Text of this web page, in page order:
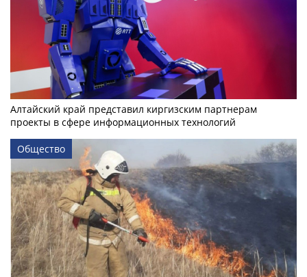
Алтайский край представил киргизским партнерам
проекты в сфере информационных технологий
Общество